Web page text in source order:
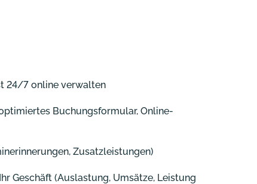
24/7 online verwalten
Buchungsformular, Online-
Zusatzleistungen)
Geschäft (Auslastung, Umsätze, Leistung